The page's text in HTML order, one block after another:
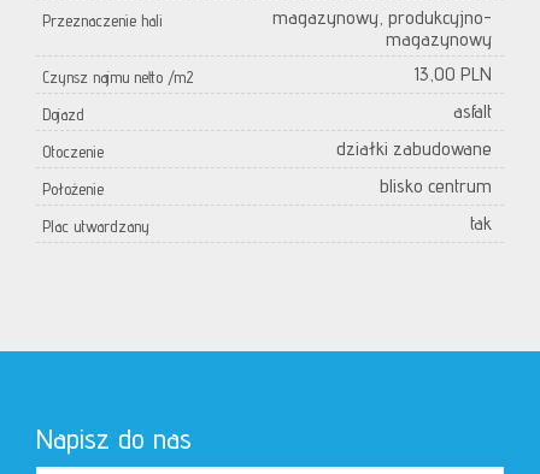
Przeznaczenie hali
magazynowy, produkcyjno-
magazynowy
Czynsz najmu netto /m2 13,00 PLN
Dojazd asfalt
Otoczenie działki zabudowane
Położenie blisko centrum
Plac utwardzany tak
Napisz do nas